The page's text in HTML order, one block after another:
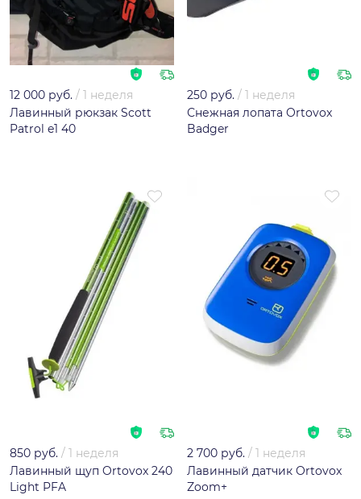
12 000 руб. / 1 неделя
Лавинный рюкзак Scott
Patrol e1 40
250 руб. / 1 неделя
Снежная лопата Ortovox
Badger
850 руб. / 1 неделя
Лавинный щуп Ortovox 240
Light PFA
2 700 руб. / 1 неделя
Лавинный датчик Ortovox
Zoom+